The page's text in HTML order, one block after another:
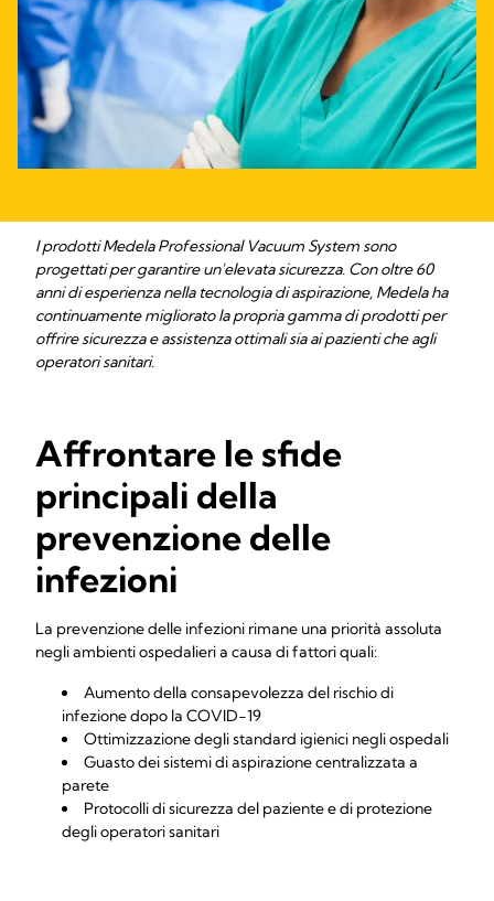
I prodotti Medela Professional Vacuum System sono
progettati per garantire un'elevata sicurezza. Con oltre 60
anni di esperienza nella tecnologia di aspirazione, Medela ha
continuamente migliorato la propria gamma di prodotti per
offrire sicurezza e assistenza ottimali sia ai pazienti che agli
operatori sanitari.
Affrontare le sfide
principali della
prevenzione delle
infezioni
La prevenzione delle infezioni rimane una priorità assoluta
negli ambienti ospedalieri a causa di fattori quali:
Aumento della consapevolezza del rischio di
infezione dopo la COVID-19
Ottimizzazione degli standard igienici negli ospedali
Guasto dei sistemi di aspirazione centralizzata a
parete
Protocolli di sicurezza del paziente e di protezione
degli operatori sanitari